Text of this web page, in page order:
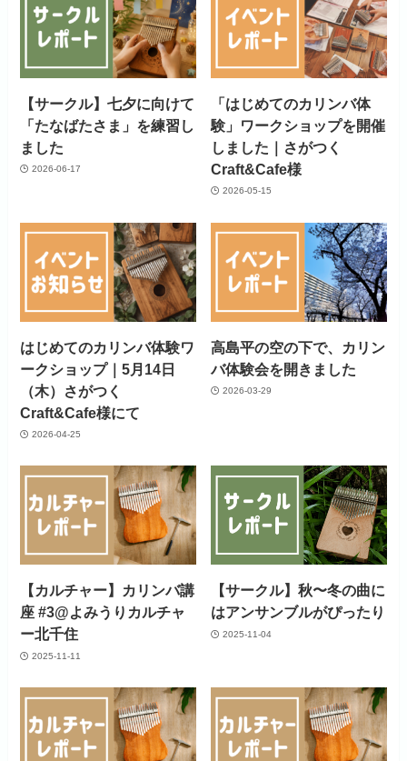
【サークル】七夕に向けて
「たなばたさま」を練習し
ました
2026-06-17
「はじめてのカリンバ体
験」ワークショップを開催
しました｜さがつく
Craft&Cafe様
2026-05-15
はじめてのカリンバ体験ワ
ークショップ｜5月14日
（木）さがつく
Craft&Cafe様にて
2026-04-25
高島平の空の下で、カリン
バ体験会を開きました
2026-03-29
【カルチャー】カリンバ講
座 #3@よみうりカルチャ
ー北千住
2025-11-11
【サークル】秋〜冬の曲に
はアンサンブルがぴったり
2025-11-04